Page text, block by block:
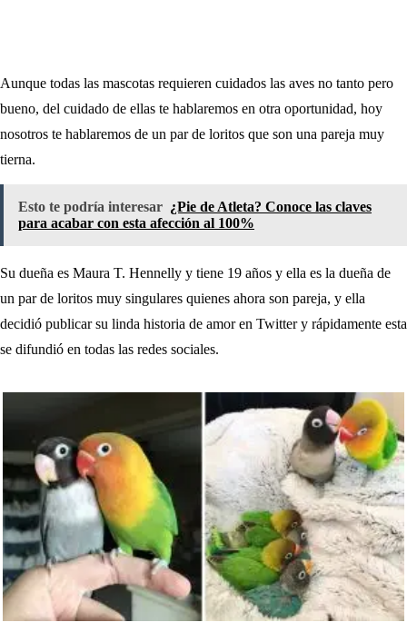
Aunque todas las mascotas requieren cuidados las aves no tanto pero
bueno, del cuidado de ellas te hablaremos en otra oportunidad, hoy
nosotros te hablaremos de un par de loritos que son una pareja muy
tierna.
Esto te podría interesar ¿Pie de Atleta? Conoce las claves
para acabar con esta afección al 100%
Su dueña es Maura T. Hennelly y tiene 19 años y ella es la dueña de
un par de loritos muy singulares quienes ahora son pareja, y ella
decidió publicar su linda historia de amor en Twitter y rápidamente esta
se difundió en todas las redes sociales.